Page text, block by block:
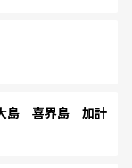
島 喜界島 加計